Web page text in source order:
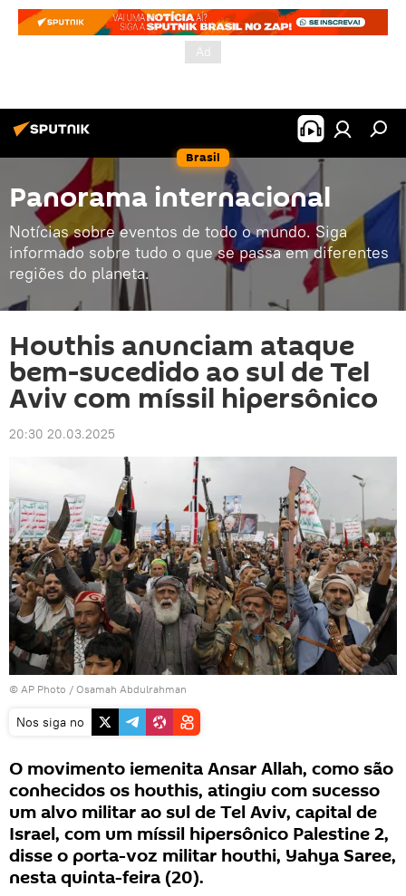
Brasil
Panorama internacional
Notícias sobre eventos de todo o mundo. Siga
informado sobre tudo o que se passa em diferentes
regiões do planeta.
Houthis anunciam ataque
bem-sucedido ao sul de Tel
Aviv com míssil hipersônico
20:30 20.03.2025
© AP Photo / Osamah Abdulrahman
Nos siga no
O movimento iemenita Ansar Allah, como são
conhecidos os houthis, atingiu com sucesso
um alvo militar ao sul de Tel Aviv, capital de
Israel, com um míssil hipersônico Palestine 2,
disse o porta-voz militar houthi, Yahya Saree,
nesta quinta-feira (20).